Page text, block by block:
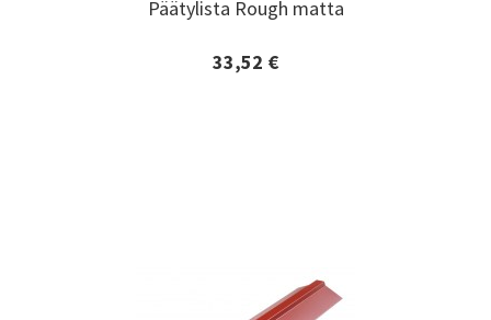
Päätylista Rough matta
33,52 €
Päätylista Rough matta
Lisätiedot ja tilaaminen